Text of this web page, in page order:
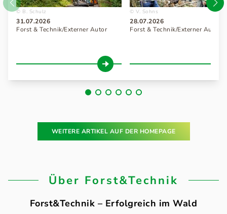
B. Schulz
31.07.2026
Forst & Technik/Externer Autor
V. Sohns
28.07.2026
Forst & Technik/Externer Autor
WEITERE ARTIKEL AUF DER HOMEPAGE
Über Forst&Technik
Forst&Technik – Erfolgreich im Wald